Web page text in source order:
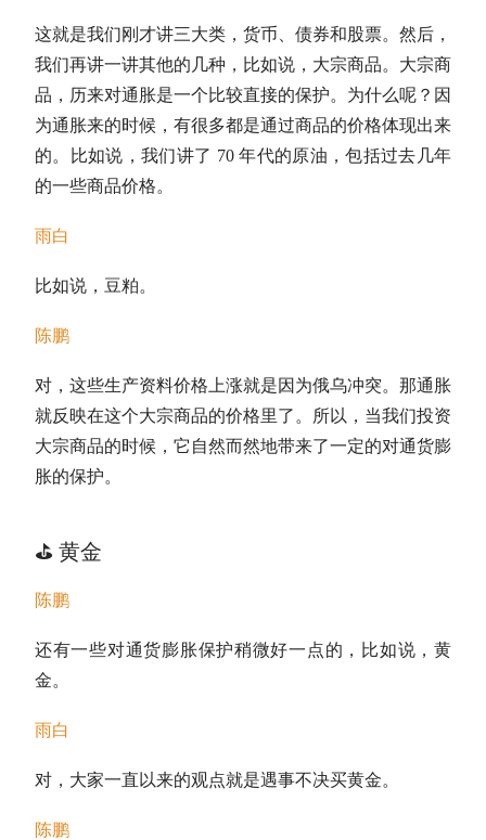
这就是我们刚才讲三大类，货币、债券和股票。然后，
我们再讲一讲其他的几种，比如说， 大宗商品。大宗商
品，历来对通胀是一个比较直接的保护。为什么呢？因
为通胀来的时候，有很多都是通过商品的价格体现出来
的。比如说，我们讲了 70 年代的原油，包括过去几年
的一些商品价格。
雨白
比如说，豆粕。
陈鹏
对，这些生产资料价格上涨就是因为俄乌冲突。那通胀
就反映在这个大宗商品的价格里了。所以，当我们投资
大宗商品的时候，它自然而然地带来了一定的对通货膨
胀的保护。
⛳️ 黄金
陈鹏
还有一些对通货膨胀保护稍微好一点的，比如说， 黄
金。
雨白
对，大家一直以来的观点就是遇事不决买黄金。
陈鹏